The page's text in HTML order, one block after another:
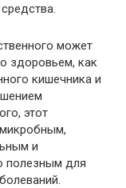
может
здоровьем, как
кишечника и
этот
и
полезным для